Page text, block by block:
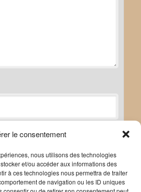
le consentement
nous utilisons des technologies
et/ou accéder aux informations des
à ces technologies nous permettra de traiter
de navigation ou les ID uniques